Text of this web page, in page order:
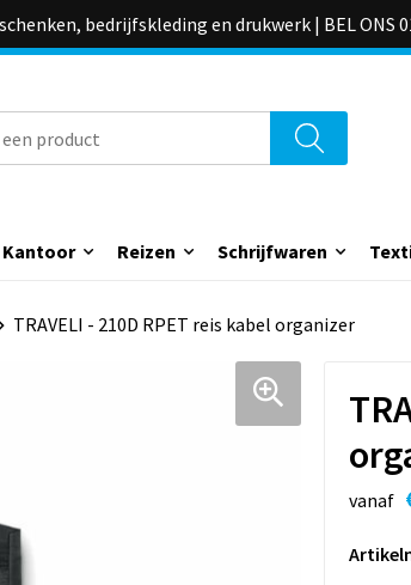
bedrijfskleding en drukwerk | BEL ONS
Kantoor Reizen Schrijfwaren
TRAVELI - 210D RPET reis kabel organizer
vanaf